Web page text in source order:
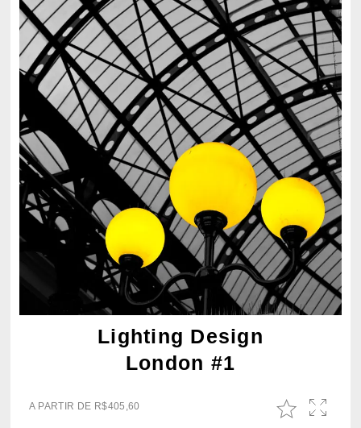
Lighting Design
London #1
A PARTIR DE R$405,60